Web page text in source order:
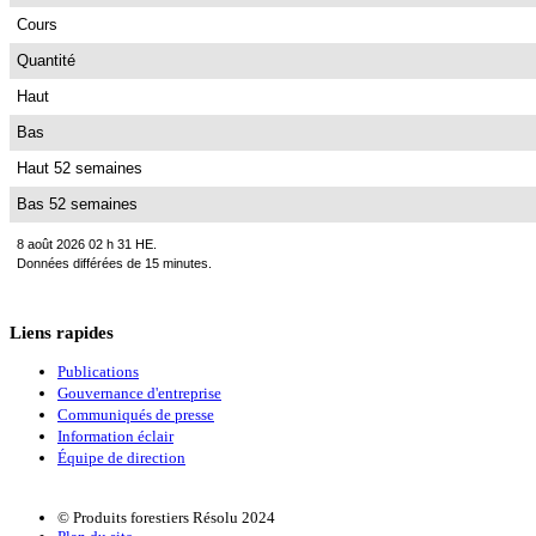
Cours
Quantité
Haut
Bas
Haut 52 semaines
Bas 52 semaines
8 août 2026 02 h 31 HE.
Données différées de 15 minutes.
Liens rapides
Publications
Gouvernance d'entreprise
Communiqués de presse
Information éclair
Équipe de direction
© Produits forestiers Résolu 2024